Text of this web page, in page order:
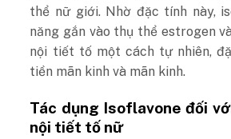
thể nữ giới. Nhờ đặc tính này,
năng gắn vào thụ thể estrogen
nội tiết tố một cách tự nhiên,
tiền mãn kinh và mãn kinh.
Tác dụng Isoflavone đối
nội tiết tố nữ